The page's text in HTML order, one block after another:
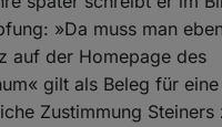
»Da muss man
auf der Homepage des
gilt als Beleg für eine
Zustimmung Steiners